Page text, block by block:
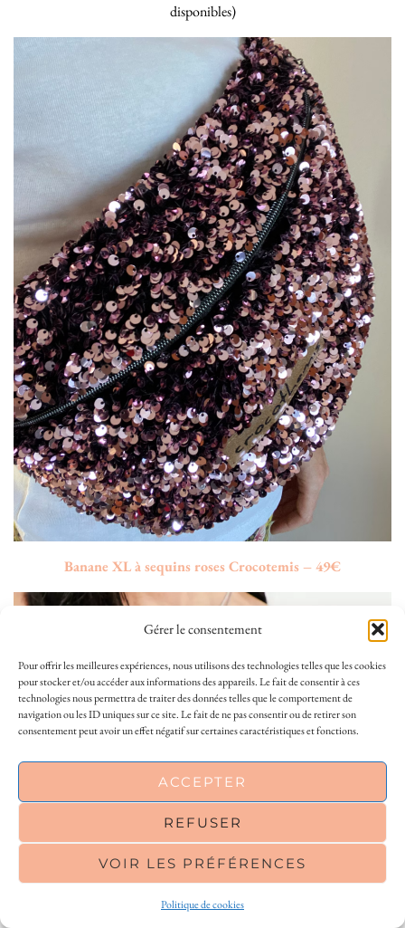
This site uses cookies to deliver its services
agree to its use of cookies. Learn more
OK
Gérer le consentement
Pour offrir les meilleures expériences, nous utilisons des technologies telles que les cookies
pour stocker et/ou accéder aux informations des appareils. Le fait de consentir à ces
technologies nous permettra de traiter des données telles que le comportement de
navigation ou les ID uniques sur ce site. Le fait de ne pas consentir ou de retirer son
consentement peut avoir un effet négatif sur certaines caractéristiques et fonctions.
ACCEPTER
REFUSER
VOIR LES PRÉFÉRENCES
Politique de cookies
disponibles)
Banane XL à sequins roses Crocotemis – 49€